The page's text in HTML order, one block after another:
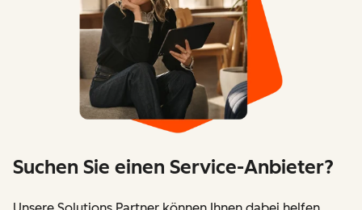
Suchen Sie einen Service-Anbieter?